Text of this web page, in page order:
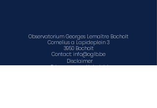
Observatorium Georges Lemaître Bocholt
Cornelius a Lapideplein 3
3950 Bocholt
Contact: info@oglb.be
Disclaimer
Privacy en cookiebeleid